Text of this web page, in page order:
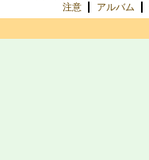
注意
アルバム